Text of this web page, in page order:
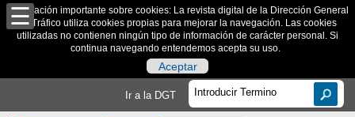
Información importante sobre cookies: La revista digital de la Dirección General
de Tráfico utiliza cookies propias para mejorar la navegación. Las cookies
utilizadas no contienen ningún tipo de información de carácter personal. Si
continua navegando entendemos acepta su uso.
Aceptar
Ir a la DGT